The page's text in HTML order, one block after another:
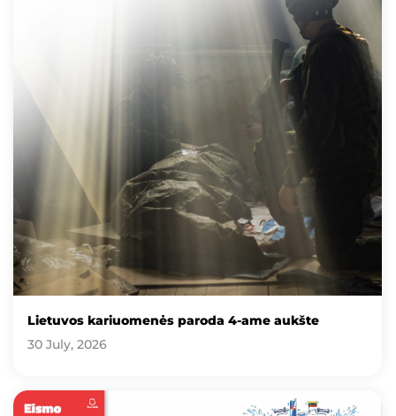
Lietuvos kariuomenės paroda 4-ame aukšte
30 July, 2026